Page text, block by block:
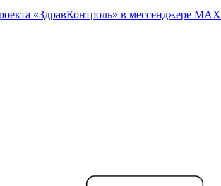
«ЗдравКонтроль» в мессенджере МАХ